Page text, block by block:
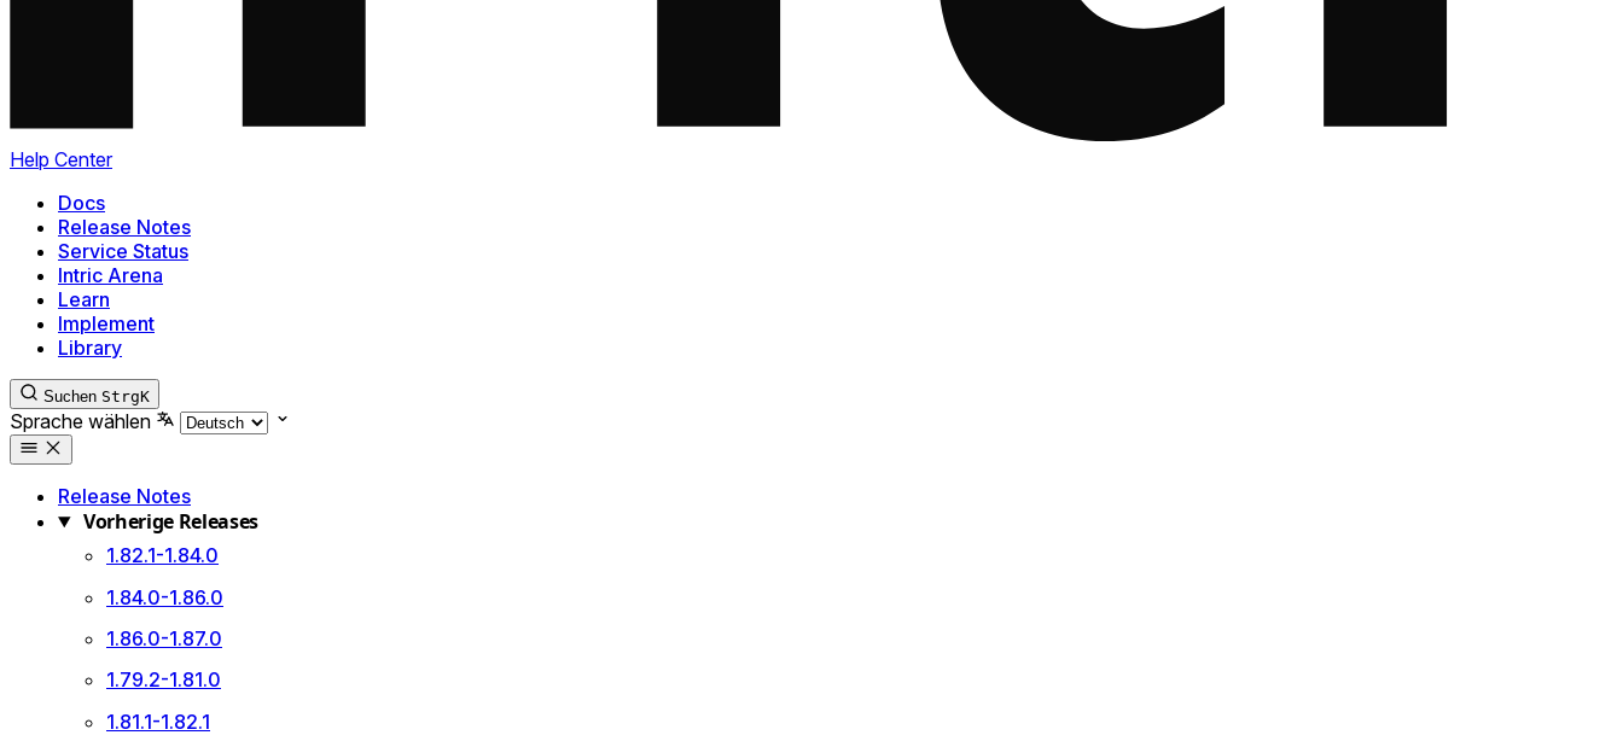
Help Center
Docs
Release Notes
Service Status
Intric Arena
Learn
Implement
Library
Suchen StrgK
Sprache wählen
Release Notes
Vorherige Releases
1.82.1-1.84.0
1.84.0-1.86.0
1.86.0-1.87.0
1.79.2-1.81.0
1.81.1-1.82.1